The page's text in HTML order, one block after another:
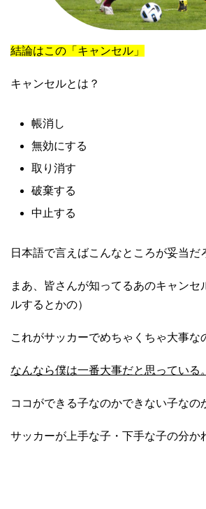
結論はこの「キャンセル」
キャンセルとは？
帳消し
無効にする
取り消す
破棄する
中止する
日本語で言えばこんなところが妥当だ
まあ、皆さんが知ってるあのキャンセ
ルするとかの）
これがサッカーでめちゃくちゃ大事な
なんなら僕は一番大事だと思っている。
ココができる子なのかできない子なの
サッカーが上手な子・下手な子の分か